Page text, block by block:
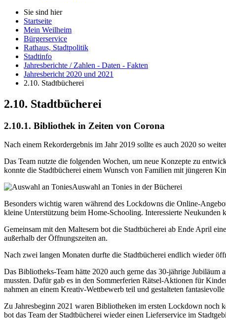
Sie sind hier
Startseite
Mein Weilheim
Bürgerservice
Rathaus, Stadtpolitik
Stadtinfo
Jahresberichte / Zahlen - Daten - Fakten
Jahresbericht 2020 und 2021
2.10. Stadtbücherei
2.10. Stadtbücherei
2.10.1. Bibliothek in Zeiten von Corona
Nach einem Rekordergebnis im Jahr 2019 sollte es auch 2020 so
Das Team nutzte die folgenden Wochen, um neue Konzepte zu
konnte die Stadtbücherei einem Wunsch von Familien mit jüngeren
Auswahl an Tonies in der Bücherei
Besonders wichtig waren während des Lockdowns die Online-
kleine Unterstützung beim Home-Schooling. Interessierte
Gemeinsam mit den Maltesern bot die Stadtbücherei ab Ende April
außerhalb der Öffnungszeiten an.
Nach zwei langen Monaten durfte die Stadtbücherei endlich wieder
Das Bibliotheks-Team hätte 2020 auch gerne das 30-jährige Jubiläum
mussten. Dafür gab es in den Sommerferien Rätsel-Aktionen für
nahmen an einem Kreativ-Wettbewerb teil und gestalteten fantasievolle
Zu Jahresbeginn 2021 waren Bibliotheken im ersten Lockdown noch
bot das Team der Stadtbücherei wieder einen Lieferservice im